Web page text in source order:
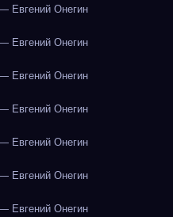
Евгений Онегин
Евгений Онегин
Евгений Онегин
Евгений Онегин
Евгений Онегин
Евгений Онегин
Евгений Онегин